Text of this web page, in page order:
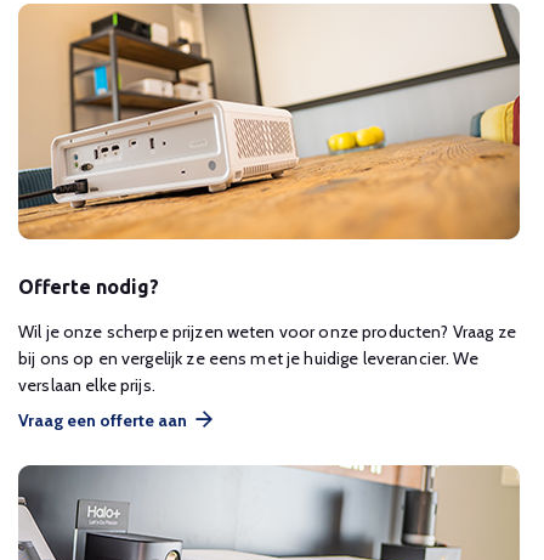
Offerte nodig?
Wil je onze scherpe prijzen weten voor onze producten? Vraag ze
bij ons op en vergelijk ze eens met je huidige leverancier. We
verslaan elke prijs.
Vraag een offerte aan